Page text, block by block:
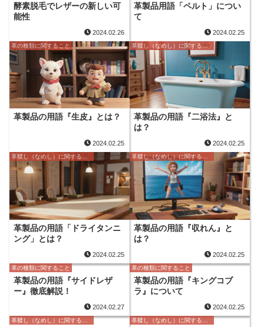
酵素脱毛でレザーの新しい可
能性
2024.02.26
革製品用語「ペルト」につい
て
2024.02.25
革の種類に関すること
革製品の用語『生皮』とは？
2024.02.25
革製品の用語『二浴法』と
は？
2024.02.25
革鞣し（なめし）に関すること
革製品の用語「ドライタンニ
ング」とは？
2024.02.25
革鞣し（なめし）に関すること
革製品の用語『収れん』と
は？
2024.02.25
革の種類に関すること
革製品の用語『サイドレザ
ー』徹底解説！
2024.02.27
革の種類に関すること
革製品の用語『キングコブ
ラ』について
2024.02.25